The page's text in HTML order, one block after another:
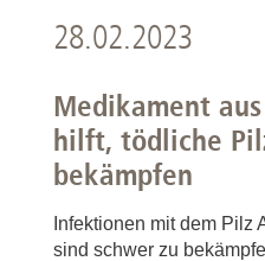
28.02.2023
Medikament
hilft, tödliche
bekämpfen
Infektionen mit dem Pilz
sind schwer zu